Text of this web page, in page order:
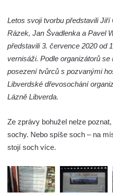
Radvance
Skála Hrbolec (Piklštejn) u
Skalní brána u Milštejna
Boreč
Lenešický Chlum
Jeskyně Wildbrethöhle
Kleiner Zschirnstein
Čertovo kopyto u Jezdecké
Tuhnicemi v Karlových Varech
Letos svoji tvorbu představili
Rázek, Jan Švadlenka a Pavel
představili 3. července 2020 od
vernisáži. Podle organizátorů
posezení tvůrců s pozvanými
Libverdské dřevosochání
Lázně Libverda.
Ze zprávy bohužel nelze
sochy. Nebo spíše soch – na
stojí soch více.